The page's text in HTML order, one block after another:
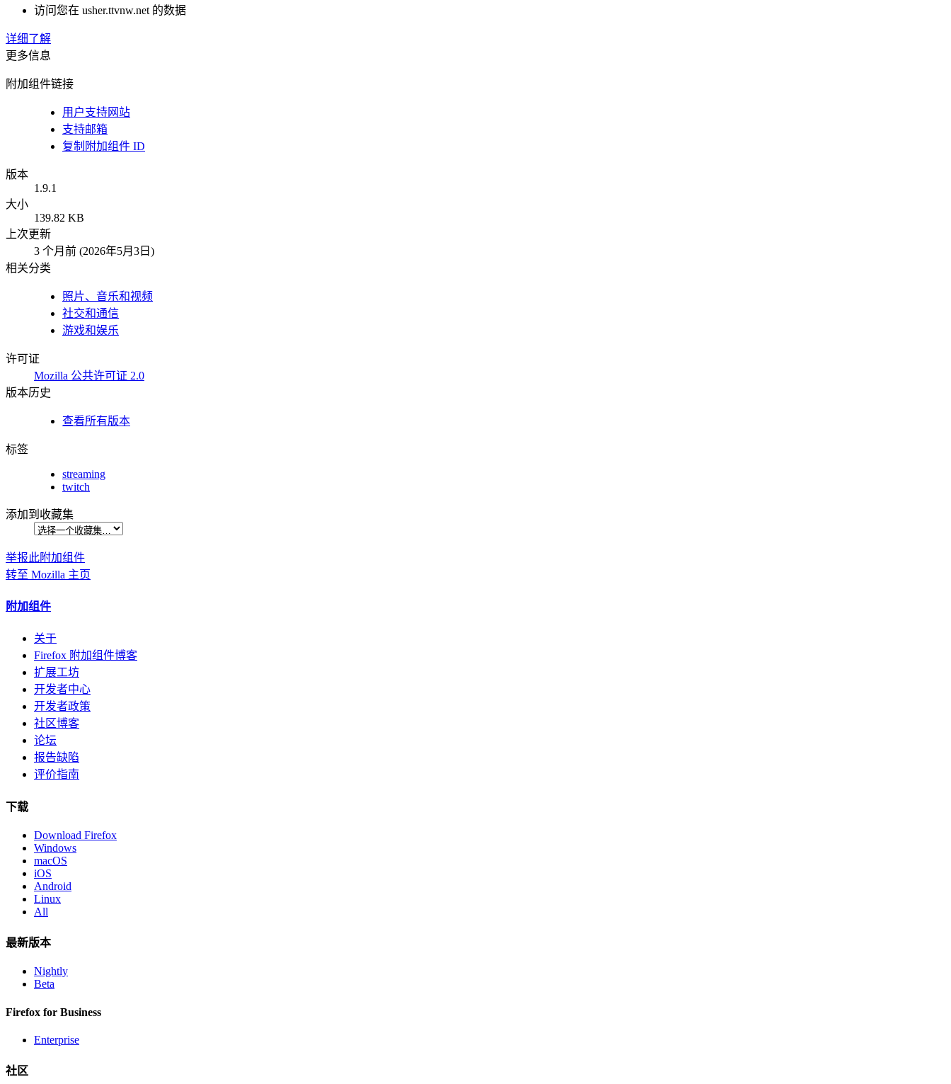
访问您在 usher.ttvnw.net 的数据
详细了解
更多信息
附加组件链接
用户支持网站
支持邮箱
复制附加组件 ID
版本
1.9.1
大小
139.82 KB
上次更新
3 个月前 (2026年5月3日)
相关分类
照片、音乐和视频
社交和通信
游戏和娱乐
许可证
Mozilla 公共许可证 2.0
版本历史
查看所有版本
标签
streaming
twitch
添加到收藏集
举报此附加组件
转至 Mozilla 主页
附加组件
关于
Firefox 附加组件博客
扩展工坊
开发者中心
开发者政策
社区博客
论坛
报告缺陷
评价指南
下载
Download Firefox
Windows
macOS
iOS
Android
Linux
All
最新版本
Nightly
Beta
Firefox for Business
Enterprise
社区